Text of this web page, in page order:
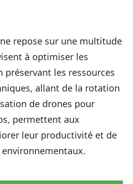
repose sur une multitude
à optimiser les
les ressources
allant de la rotation
de drones pour
permettent aux
leur productivité et de